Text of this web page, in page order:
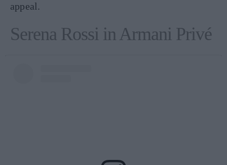
appeal.
Serena Rossi in Armani Privé